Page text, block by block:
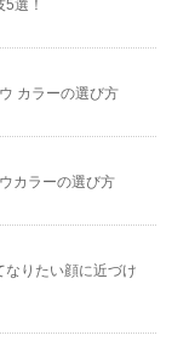
選！
カラーの選び方
カラーの選び方
りたい顔に近づけ